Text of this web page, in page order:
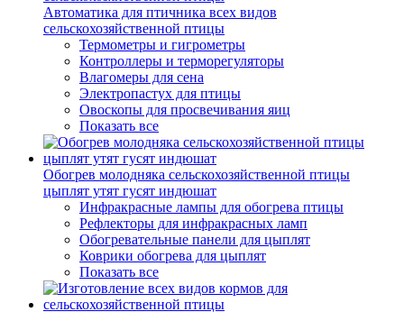
Автоматика для птичника всех видов
сельскохозяйственной птицы
Термометры и гигрометры
Контроллеры и терморегуляторы
Влагомеры для сена
Электропастух для птицы
Овоскопы для просвечивания яиц
Показать все
Обогрев молодняка сельскохозяйственной птицы
цыплят утят гусят индюшат
Инфракрасные лампы для обогрева птицы
Рефлекторы для инфракрасных ламп
Обогревательные панели для цыплят
Коврики обогрева для цыплят
Показать все